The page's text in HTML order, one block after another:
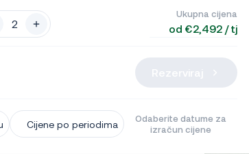
Ukupna cijena
od €2,492 / tj
Cijene po periodima
Odaberite datume za
izračun cijene